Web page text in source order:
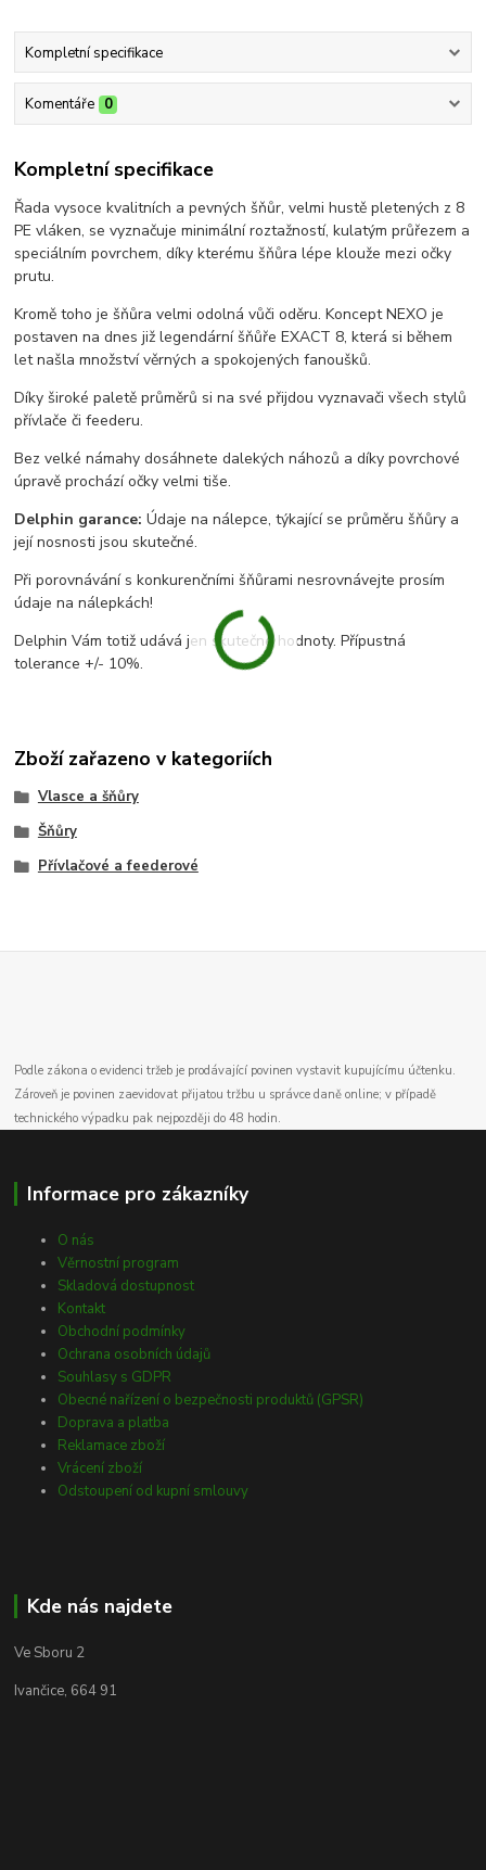
Kompletní specifikace
Komentáře 0
Kompletní specifikace
Řada vysoce kvalitních a pevných šňůr, velmi hustě pletených z 8
PE vláken, se vyznačuje minimální roztažností, kulatým průřezem a
speciálním povrchem, díky kterému šňůra lépe klouže mezi očky
prutu.
Kromě toho je šňůra velmi odolná vůči oděru. Koncept NEXO je
postaven na dnes již legendární šňůře EXACT 8, která si během
let našla množství věrných a spokojených fanoušků.
Díky široké paletě průměrů si na své přijdou vyznavači všech stylů
přívlače či feederu.
Bez velké námahy dosáhnete dalekých náhozů a díky povrchové
úpravě prochází očky velmi tiše.
Delphin garance: Údaje na nálepce, týkající se průměru šňůry a
její nosnosti jsou skutečné.
Při porovnávání s konkurenčními šňůrami nesrovnávejte prosím
údaje na nálepkách!
Delphin Vám totiž udává jen skutečné hodnoty. Přípustná
tolerance +/- 10%.
Zboží zařazeno v kategoriích
Vlasce a šňůry
Šňůry
Přívlačové a feederové
Podle zákona o evidenci tržeb je prodávající povinen vystavit kupujícímu účtenku.
Zároveň je povinen zaevidovat přijatou tržbu u správce daně online; v případě
technického výpadku pak nejpozději do 48 hodin.
Informace pro zákazníky
O nás
Věrnostní program
Skladová dostupnost
Kontakt
Obchodní podmínky
Ochrana osobních údajů
Souhlasy s GDPR
Obecné nařízení o bezpečnosti produktů (GPSR)
Doprava a platba
Reklamace zboží
Vrácení zboží
Odstoupení od kupní smlouvy
Kde nás najdete
Ve Sboru 2
Ivančice, 664 91